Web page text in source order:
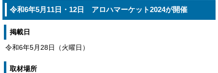
令和6年5月11日・12日 アロハマーケット2024が開催
掲載日
令和6年5月28日（火曜日）
取材場所